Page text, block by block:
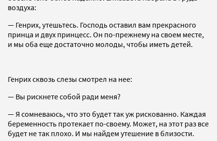
воздуха:
— Генрих, утешьтесь. Господь оставил вам прекрасного
принца и двух принцесс. Он по-прежнему на своем месте,
и мы оба еще достаточно молоды, чтобы иметь детей.
Генрих сквозь слезы смотрел на нее:
— Вы рискнете собой ради меня?
— Я сомневаюсь, что это будет так уж рискованно. Каждая
беременность протекает по-своему. Может, на этот раз все
будет не так плохо. И мы найдем утешение в близости.